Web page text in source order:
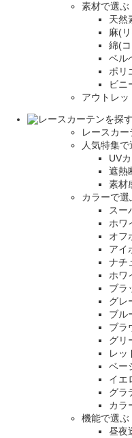
素材で選ぶ
天然
麻(
綿(
ベル
ポリ
ビニ
アウトレッ
レースカ
人気特集で
UV
遮熱
素材
カラーで選
スー
ホワ
オフ
アイ
ナチ
ホワ
ブラ
グレ
ブル
ブラ
グリ
レッ
ベー
イエ
グラ
カラ
機能で選ぶ
昼夜